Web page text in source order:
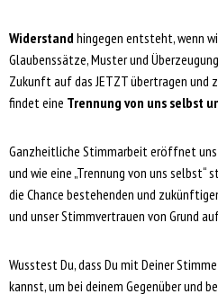
Widerstand hingegen entsteht, wenn
Glaubenssätze, Muster und
Zukunft auf das JETZT übertragen und
findet eine Trennung von uns selbst
Ganzheitliche Stimmarbeit eröffnet
und wie eine „Trennung von uns
die Chance bestehenden und
und unser Stimmvertrauen von Grund
Wusstest Du, dass Du mit Deiner
kannst, um bei deinem Gegenüber und